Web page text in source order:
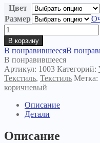
Цвет
Размер
Количество
товара
Плед
Квадрат
В корзину
В понравившеесяВ
В понравившееся
Артикул: 1003 Категорий:
Текстиль, Текстиль Метка:
коричневый
Описание
Детали
Описание